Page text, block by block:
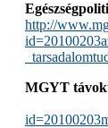
http://
MGYT